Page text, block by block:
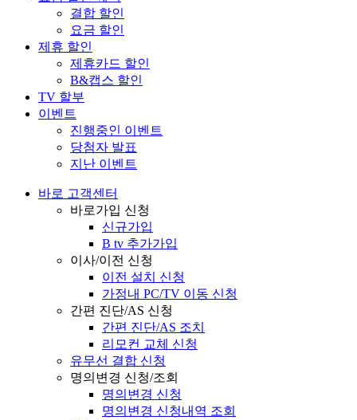
결합 할인
요금 할인
제휴 할인
제휴카드 할인
B&캡스 할인
TV 할부
이벤트
진행중인 이벤트
당첨자 발표
지난 이벤트
바로 고객센터
바로가입 신청
신규가입
B tv 추가가입
이사/이전 신청
이전 설치 신청
가정내 PC/TV 이동 신청
간편 진단/AS 신청
간편 진단/AS 조치
리모컨 교체 신청
유무선 결합 신청
명의변경 신청/조회
명의변경 신청
명의변경 신청내역 조회